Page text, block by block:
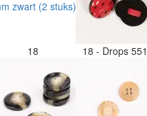
18 18 - Drops